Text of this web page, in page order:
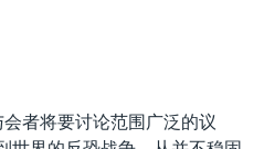
者将要讨论范围广泛的议